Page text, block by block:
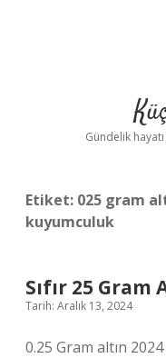
Gündelik
Etiket: 025 gram
kuyumculuk
Sıfır 25 Gram
Tarih: Aralık 13, 2024
0.25 Gram altın